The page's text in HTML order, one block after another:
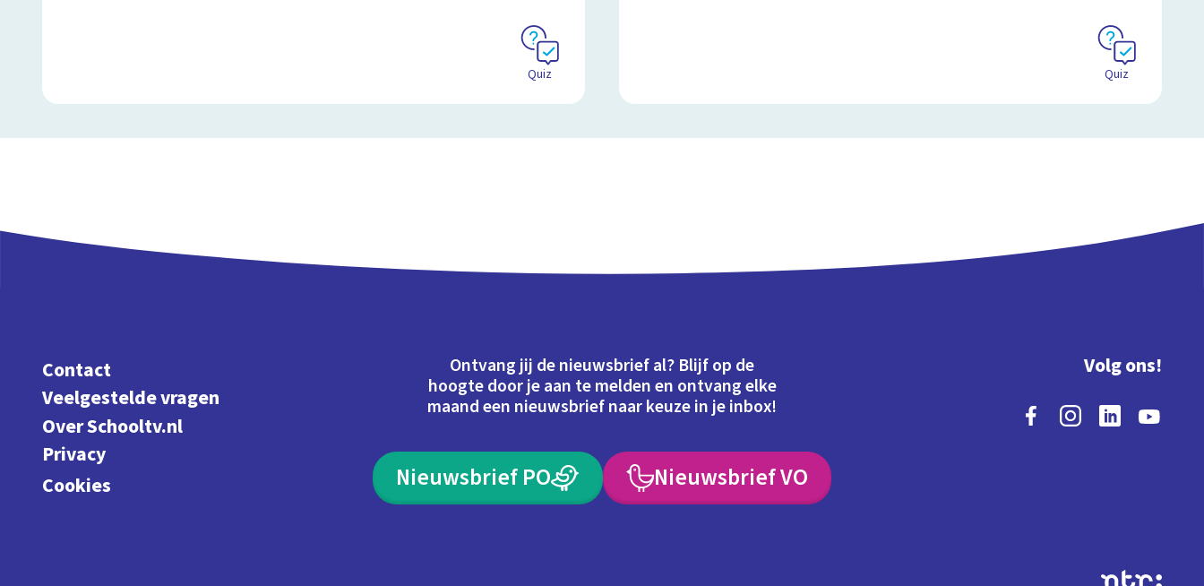
Quiz Quiz
Contact
Veelgestelde vragen
Over Schooltv.nl
Privacy
Cookies
Ontvang jij de nieuwsbrief al? Blijf op de
hoogte door je aan te melden en ontvang elke
maand een nieuwsbrief naar keuze in je inbox!
Nieuwsbrief PO Nieuwsbrief VO
Volg ons!